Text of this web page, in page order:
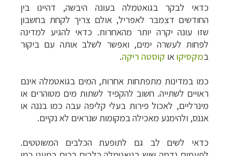
כדאי לבקר בגואטמלה בעונה היבשה, דהיינו בין
החודשים דצמבר לאפריל, אולם צריך לקחת בחשבון
שזו עונה יקרה יותר מהאחרות. כדאי להגיע למדינה
לפחות לעשרה ימים, ואפשר לשלב אותה עם ביקור
במקסיקו או קוסטה ריקה.
כמו במדינות מתפתחות אחרות, המים בגואטמלה אינם
ראויים לשתייה. חשוב להקפיד לשתות מים מטוהרים או
מינרליים, לאכול פירות בעלי קליפה עבה כמו בננה או
אננס, ולהימנע מאכילה במקומות שנראים לא נקיים.
כדאי לשים לב גם לתופעת הכלבים המשוטטים.